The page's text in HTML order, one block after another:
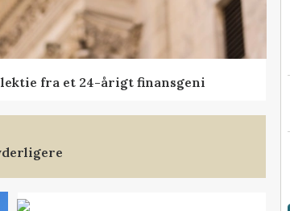
fra et 24-årigt finansgeni